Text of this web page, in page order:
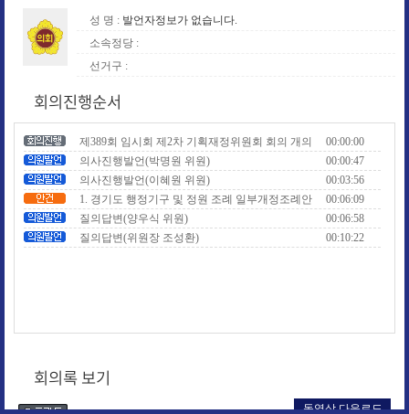
성 명 : 발언자정보가 없습니다.
소속정당 :
선거구 :
회의진행순서
제389회 임시회 제2차 기획재정위원회 회의 개의
00:00:00
의사진행발언(박명원 위원)
00:00:47
의사진행발언(이혜원 위원)
00:03:56
1. 경기도 행정기구 및 정원 조례 일부개정조례안
00:06:09
질의답변(양우식 위원)
00:06:58
질의답변(위원장 조성환)
00:10:22
회의록 보기
동영상 다운로드